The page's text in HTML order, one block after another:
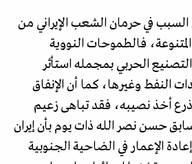
في حرمان الشعب الإيراني من
المتنوعة، فالطموحات النووية
الحربي بمجمله استأثر
النفط وغيرها، كما أن الإنفاق
أخذ نصيبه، فقد تباهى زعيم
حسن نصر الله ذات يوم بأن إيران
الإعمار في الضاحية الجنوبية